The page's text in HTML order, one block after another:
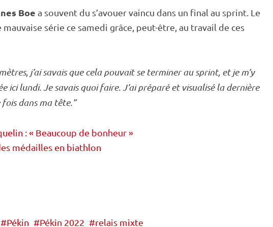
Boe a souvent du s’avouer vaincu dans un final au sprint . Le
série ce samedi grâce, peut-être, au travail de ces
j’ai savais que cela pouvait se terminer au sprint, et je m’y
ici lundi. Je savais quoi faire. J’ai préparé et visualisé la dernière
dans ma tête.”
: « Beaucoup de bonheur »
médailles en biathlon
Pékin Pékin 2022 relais mixte